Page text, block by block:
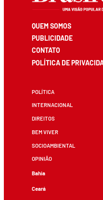
QUEM SOMOS
PUBLICIDADE
CONTATO
POLÍTICA DE
POLÍTICA
INTERNACIONAL
DIREITOS
BEM VIVER
SOCIOAMBIENTAL
OPINIÃO
Bahia
Ceará